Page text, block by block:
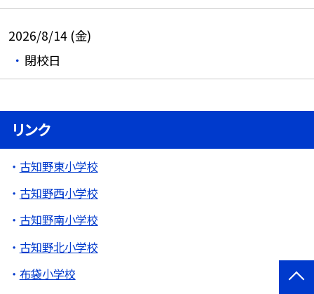
2026/8/14 (金)
閉校日
リンク
古知野東小学校
古知野西小学校
古知野南小学校
古知野北小学校
布袋小学校